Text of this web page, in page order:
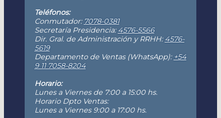
Teléfonos:
Conmutador: 7078-0381
Secretaría Presidencia: 4576-5566
Dir. Gral. de Administración y RRHH: 4576-
5619
Departamento de Ventas (WhatsApp): +54
9 11 7058-8204
Horario:
Lunes a Viernes de 7:00 a 15:00 hs.
Horario Dpto Ventas:
Lunes a Viernes 9:00 a 17:00 hs.